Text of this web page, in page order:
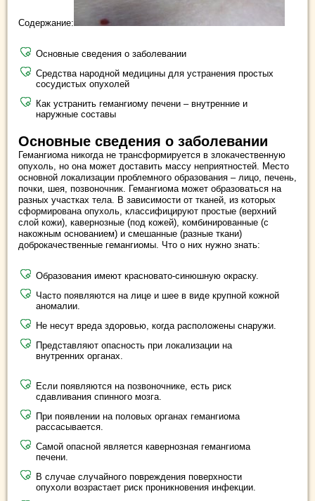
Содержание:
Основные сведения о заболевании
Средства народной медицины для устранения простых
сосудистых опухолей
Как устранить гемангиому печени – внутренние и
наружные составы
Основные сведения о заболевании
Гемангиома никогда не трансформируется в злокачественную
опухоль, но она может доставить массу неприятностей. Место
основной локализации проблемного образования – лицо, печень,
почки, шея, позвоночник. Гемангиома может образоваться на
разных участках тела. В зависимости от тканей, из которых
сформирована опухоль, классифицируют простые (верхний
слой кожи), кавернозные (под кожей), комбинированные (с
накожным основанием) и смешанные (разные ткани)
доброкачественные гемангиомы. Что о них нужно знать:
Образования имеют красновато-синюшную окраску.
Часто появляются на лице и шее в виде крупной кожной
аномалии.
Не несут вреда здоровью, когда расположены снаружи.
Представляют опасность при локализации на
внутренних органах.
Если появляются на позвоночнике, есть риск
сдавливания спинного мозга.
При появлении на половых органах гемангиома
рассасывается.
Самой опасной является кавернозная гемангиома
печени.
В случае случайного повреждения поверхности
опухоли возрастает риск проникновения инфекции.